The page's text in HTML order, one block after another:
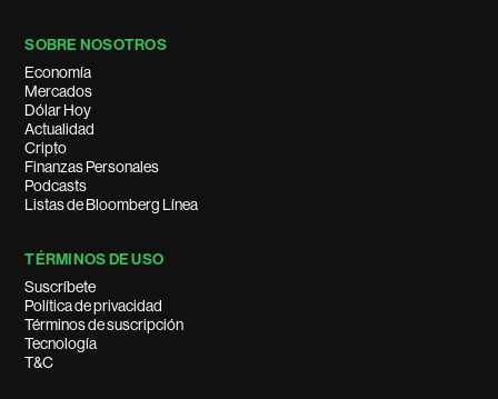
SOBRE NOSOTROS
Economía
Mercados
Dólar Hoy
Actualidad
Cripto
Finanzas Personales
Podcasts
Listas de Bloomberg Línea
TÉRMINOS DE USO
Suscríbete
Política de privacidad
Términos de suscripción
Tecnología
T&C